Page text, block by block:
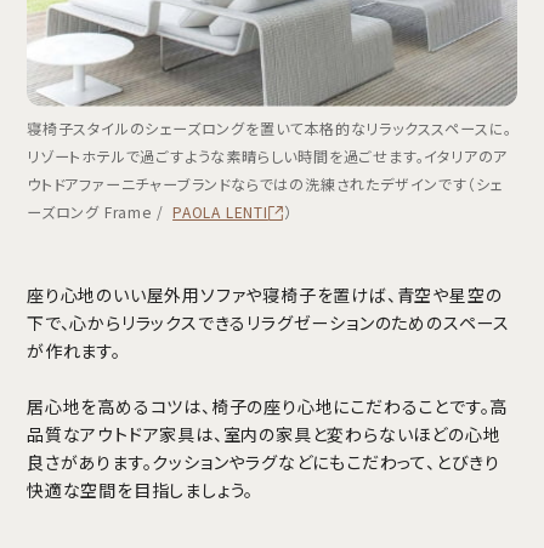
寝椅子スタイルのシェーズロングを置いて本格的なリラックススペースに。
リゾートホテルで過ごすような素晴らしい時間を過ごせます。イタリアのア
ウトドアファーニチャーブランドならではの洗練されたデザインです（シェ
ーズロング Frame /PAOLA LENTI ）
座り心地のいい屋外用ソファや寝椅子を置けば、青空や星空の
下で、心からリラックスできるリラグゼーションのためのスペース
が作れます。
居心地を高めるコツは、椅子の座り心地にこだわることです。高
品質なアウトドア家具は、室内の家具と変わらないほどの心地
良さがあります。クッションやラグなどにもこだわって、とびきり
快適な空間を目指しましょう。